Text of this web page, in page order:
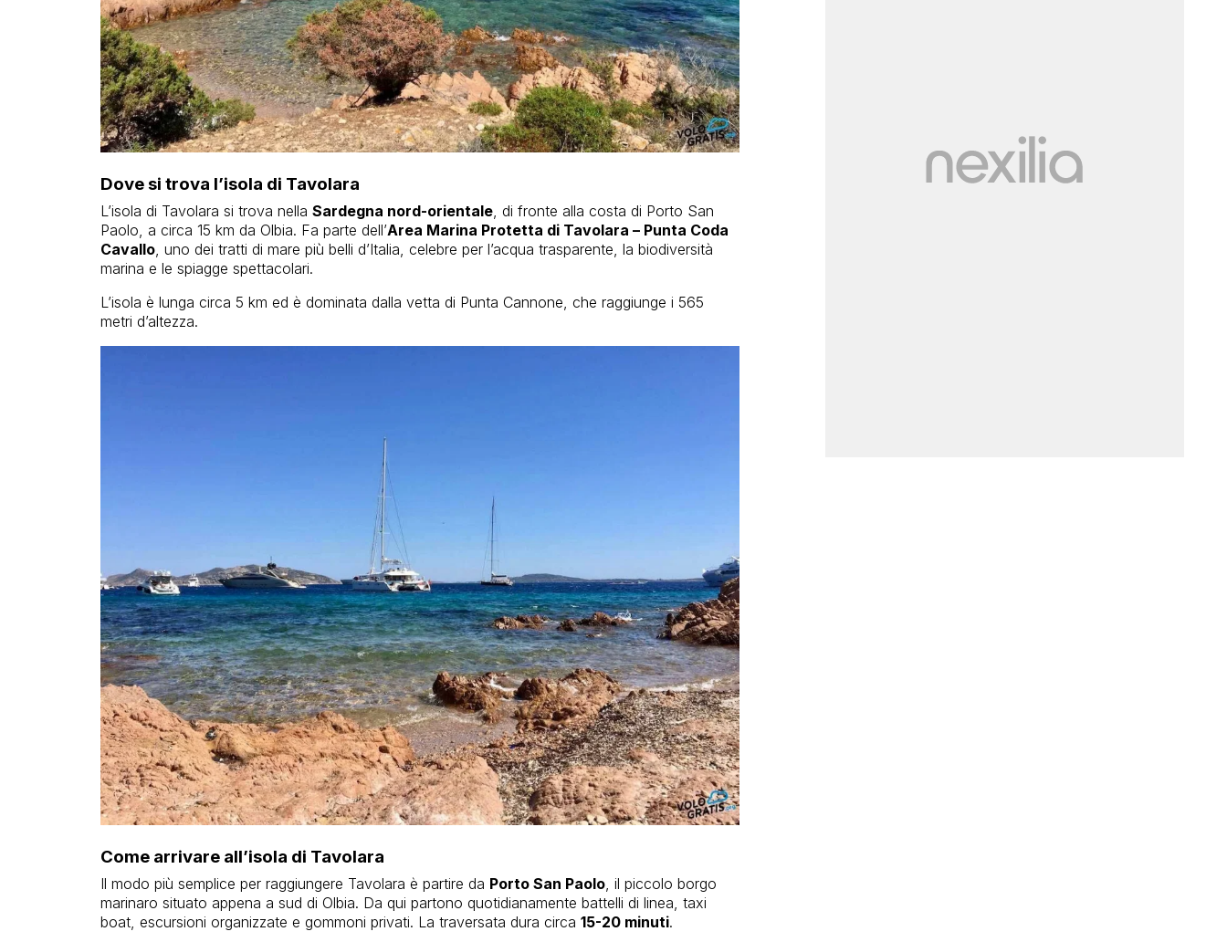
Dove si trova l’isola di Tavolara
L’isola di Tavolara si trova nella Sardegna nord-orientale, di fronte alla costa di Porto San
Paolo, a circa 15 km da Olbia. Fa parte dell’Area Marina Protetta di Tavolara – Punta Coda
Cavallo, uno dei tratti di mare più belli d’Italia, celebre per l’acqua trasparente, la biodiversità
marina e le spiagge spettacolari.
L’isola è lunga circa 5 km ed è dominata dalla vetta di Punta Cannone, che raggiunge i 565
metri d’altezza.
Come arrivare all’isola di Tavolara
Il modo più semplice per raggiungere Tavolara è partire da Porto San Paolo, il piccolo borgo
marinaro situato appena a sud di Olbia. Da qui partono quotidianamente battelli di linea, taxi
boat, escursioni organizzate e gommoni privati. La traversata dura circa 15-20 minuti.